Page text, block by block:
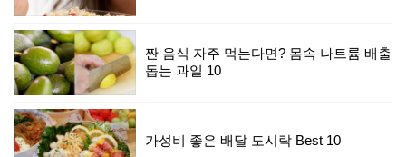
짠 음식 자주 먹는다면? 몸속 나트륨 배출
돕는 과일 10
가성비 좋은 배달 도시락 Best 10